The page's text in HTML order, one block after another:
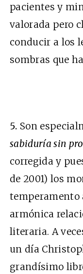
pacientes y
valorada pero
conducir a los
sombras que
5. Son
sabiduría sin
corregida y
de 2001) los
temperamento
armónica
literaria. A
un día
grandísimo